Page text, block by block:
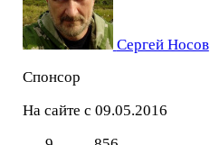
Сергей Носов
Спонсор
На сайте с 09.05.2016